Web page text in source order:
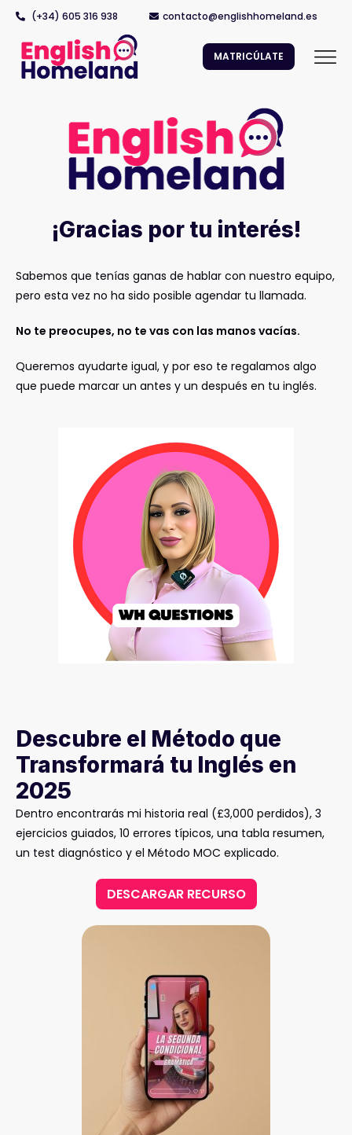
(+34) 605 316 938 contacto@englishhomeland.es
MATRICÚLATE
¡Gracias por tu interés!
Sabemos que tenías ganas de hablar con nuestro equipo,
pero esta vez no ha sido posible agendar tu llamada.
No te preocupes, no te vas con las manos vacías.
Queremos ayudarte igual, y por eso te regalamos algo
que puede marcar un antes y un después en tu inglés.
Descubre el Método que
Transformará tu Inglés en
2025
Dentro encontrarás mi historia real (£3,000 perdidos), 3
ejercicios guiados, 10 errores típicos, una tabla resumen,
un test diagnóstico y el Método MOC explicado.
DESCARGAR RECURSO